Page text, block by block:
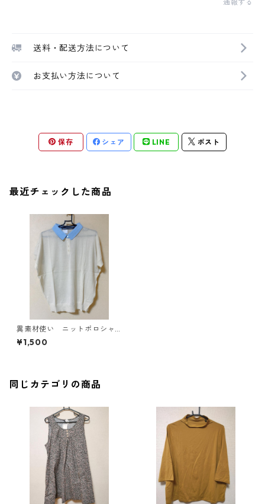
通報する
送料・配送方法について
お支払い方法について
保存 シェア LINE ポスト
最近チェックした商品
異素材使い ニットポロシャ
ツ ＬＬ アイボリー KAE-
3695
¥1,500
同じカテゴリの商品